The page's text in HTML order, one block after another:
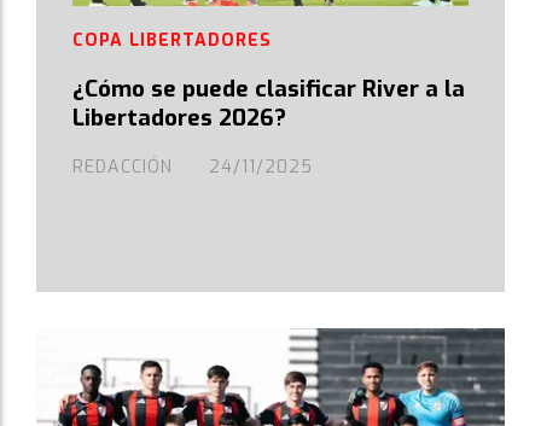
¿Cómo se puede clasificar River a la
Libertadores 2026?
REDACCIÓN
COPA LIBERTADORES
24/11/2025